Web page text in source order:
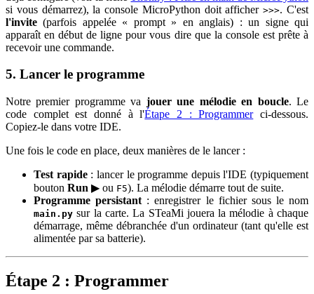
si vous démarrez), la console MicroPython doit afficher>>>. C'est
l'invite (parfois appelée « prompt » en anglais) : un signe qui
apparaît en début de ligne pour vous dire que la console est prête à
recevoir une commande.
5. Lancer le programme
Notre premier programme va jouer une mélodie en boucle. Le
code complet est donné à l'Étape 2 : Programmerci-dessous.
Copiez-le dans votre IDE.
Une fois le code en place, deux manières de le lancer :
Test rapide: lancer le programme depuis l'IDE (typiquement
bouton Run ▶ ou F5). La mélodie démarre tout de suite.
Programme persistant : enregistrer le fichier sous le nom
main.py sur la carte. La STeaMi jouera la mélodie à chaque
démarrage, même débranchée d'un ordinateur (tant qu'elle est
alimentée par sa batterie).
Étape 2 : Programmer